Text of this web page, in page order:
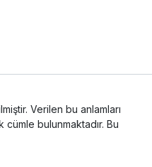
Verilen bu anlamları
bulunmaktadır. Bu